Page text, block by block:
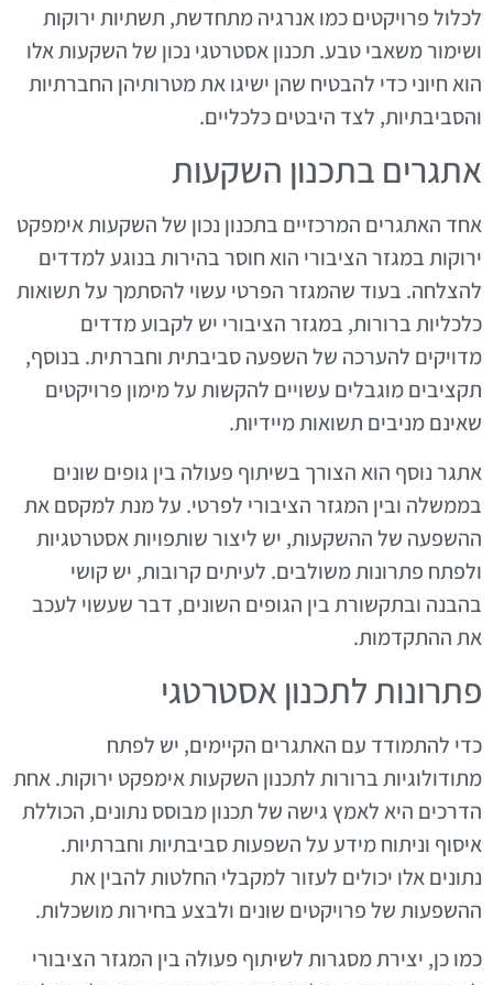
לכלול פרויקטים כמו אנרגיה מתחדשת, תשתיות ירוקות
ושימור משאבי טבע. תכנון אסטרטגי נכון של השקעות אלו
הוא חיוני כדי להבטיח שהן ישיגו את מטרותיהן החברתיות
והסביבתיות, לצד היבטים כלכליים.
אתגרים בתכנון השקעות
אחד האתגרים המרכזיים בתכנון נכון של השקעות אימפקט
ירוקות במגזר הציבורי הוא חוסר בהירות בנוגע למדדים
להצלחה. בעוד שהמגזר הפרטי עשוי להסתמך על תשואות
כלכליות ברורות, במגזר הציבורי יש לקבוע מדדים
מדויקים להערכה של השפעה סביבתית וחברתית. בנוסף,
תקציבים מוגבלים עשויים להקשות על מימון פרויקטים
שאינם מניבים תשואות מיידיות.
אתגר נוסף הוא הצורך בשיתוף פעולה בין גופים שונים
בממשלה ובין המגזר הציבורי לפרטי. על מנת למקסם את
ההשפעה של ההשקעות, יש ליצור שותפויות אסטרטגיות
ולפתח פתרונות משולבים. לעיתים קרובות, יש קושי
בהבנה ובתקשורת בין הגופים השונים, דבר שעשוי לעכב
את ההתקדמות.
פתרונות לתכנון אסטרטגי
כדי להתמודד עם האתגרים הקיימים, יש לפתח
מתודולוגיות ברורות לתכנון השקעות אימפקט ירוקות. אחת
הדרכים היא לאמץ גישה של תכנון מבוסס נתונים, הכוללת
איסוף וניתוח מידע על השפעות סביבתיות וחברתיות.
נתונים אלו יכולים לעזור למקבלי החלטות להבין את
ההשפעות של פרויקטים שונים ולבצע בחירות מושכלות.
כמו כן, יצירת מסגרות לשיתוף פעולה בין המגזר הציבורי